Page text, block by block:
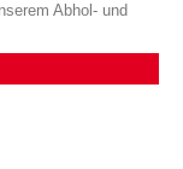
Abhol- und